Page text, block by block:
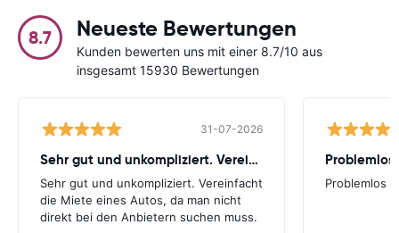
8.7 Neueste Bewertungen
Kunden bewerten uns mit einer 8.7/10 aus
insgesamt 15930 Bewertungen
31-07-2026
Sehr gut und unkompliziert. Vereinfacht
Sehr gut und unkompliziert. Vereinfacht
die Miete eines Autos, da man nicht
direkt bei den Anbietern suchen muss.
Problemlos
Problemlos